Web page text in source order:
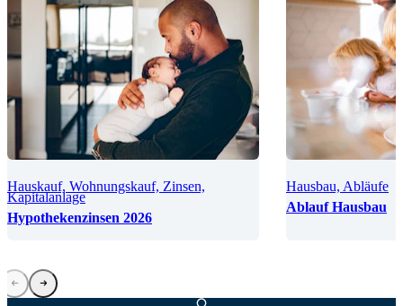
Hauskauf, Wohnungskauf, Zinsen,
Kapitalanlage
Hypothekenzinsen 2026
Hausbau, Abläufe
Ablauf Hausbau